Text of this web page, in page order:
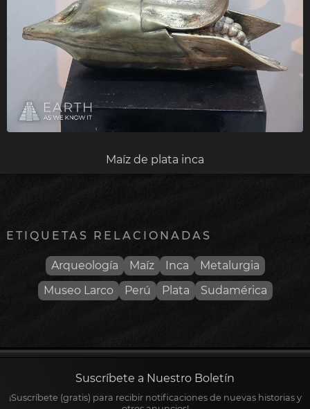
Maíz de plata inca
ETIQUETAS RELACIONADAS
Arqueología Maíz Inca
Metalurgia
Museo Larco
Perú Plata Sudamérica
Suscríbete a Nuestro Boletín
¡Suscríbete (gratis) para recibir notificaciones de nuevas historias y